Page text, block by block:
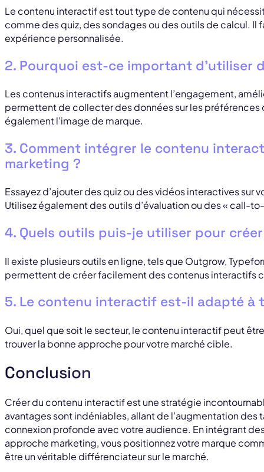
Le contenu interactif est tout type de contenu qui
comme des quiz, des sondages ou des outils de calcul. Il
expérience personnalisée.
2. Pourquoi est-ce important d’utiliser
Les contenus interactifs augmentent l’engagement,
permettent de collecter des données sur les préférences
également l’image de marque.
3. Comment intégrer le contenu
marketing ?
Essayez d’ajouter des quiz ou des vidéos interactives sur
Utilisez également des outils d’évaluation ou des « call-
4. Quels outils puis-je utiliser pour
Il existe plusieurs outils en ligne, tels que Outgrow,
permettent de créer facilement des contenus interactifs
5. Le contenu interactif est-il adapté à
Oui, quel que soit le secteur, le contenu interactif peut
trouver la bonne approche pour votre marché cible.
Conclusion
Créer du contenu interactif est une stratégie
avantages sont indéniables, allant de l’augmentation des
connexion profonde avec votre audience. En intégrant
approche marketing, vous positionnez votre marque
être un véritable différenciateur sur le marché.